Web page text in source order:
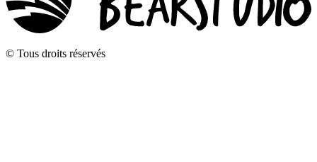
© Tous droits réservés